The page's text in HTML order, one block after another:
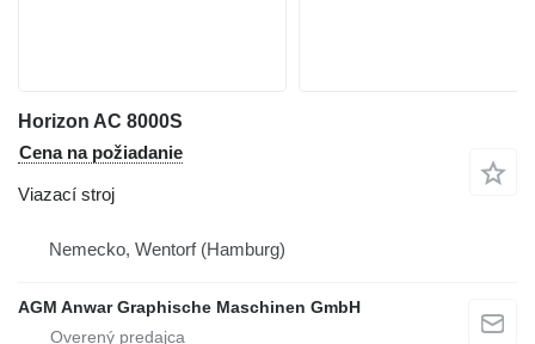
Horizon AC 8000S
Cena na požiadanie
Viazací stroj
Nemecko, Wentorf (Hamburg)
AGM Anwar Graphische Maschinen GmbH